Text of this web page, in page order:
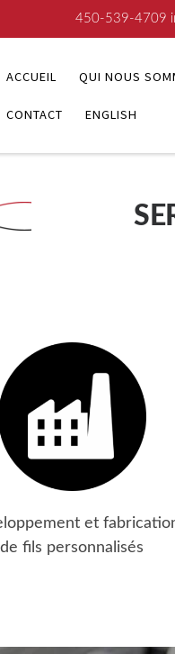
450-539-4709
ACCUEIL QUI NOUS
CONTACT ENGLISH
et
de fils personnalisés